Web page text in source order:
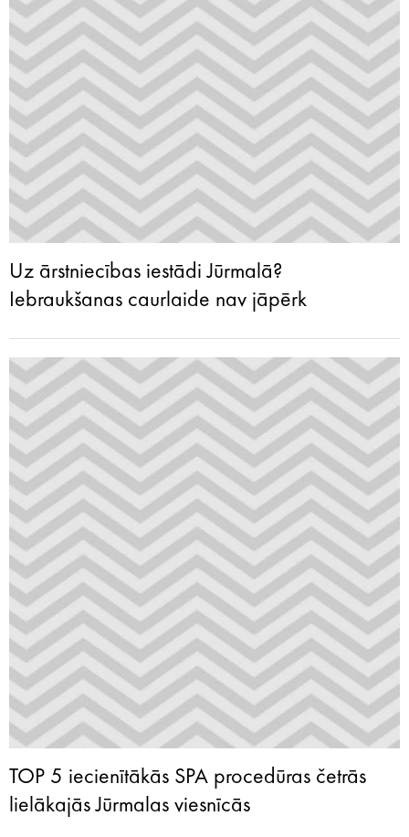
Uz ārstniecības iestādi Jūrmalā?
Iebraukšanas caurlaide nav jāpērk
TOP 5 iecienītākās SPA procedūras četrās
lielākajās Jūrmalas viesnīcās